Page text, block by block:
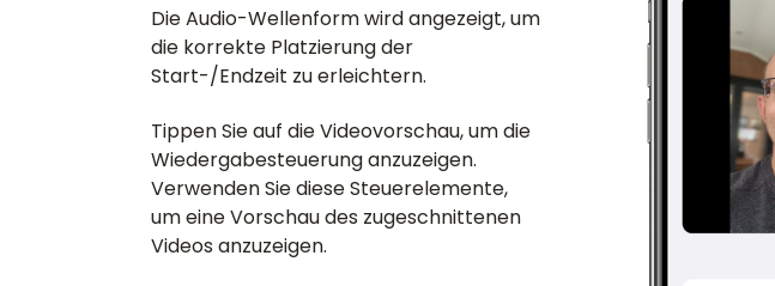
Die Audio-Wellenform wird angezeigt, um
die korrekte Platzierung der
Start-/Endzeit zu erleichtern.
Tippen Sie auf die Videovorschau, um die
Wiedergabesteuerung anzuzeigen.
Verwenden Sie diese Steuerelemente,
um eine Vorschau des zugeschnittenen
Videos anzuzeigen.